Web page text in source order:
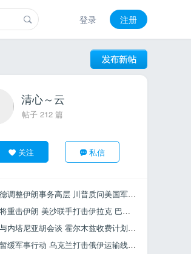
登录 注册
清心～云
帖子 212 篇
关注 私信
摩萨德调整伊朗事务高层 川普质问美国军火储备 巴土沙签署联合防御协议
川普将重击伊朗 美沙联手打击伊拉克 巴列维展望以伊关系 扎米尔表示扩大兵力
川普与内塔尼亚胡会谈 霍尔木兹收费计划 土耳其干预以色列选举
美伊暂缓军事行动 乌克兰打击俄伊运输线 叙利亚寻求安全协议 土耳其不具备采购F35